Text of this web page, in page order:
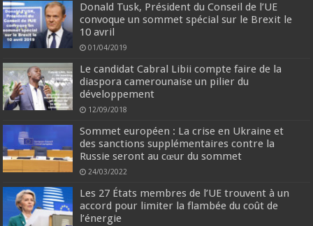
Donald Tusk, Président du Conseil de l’UE
convoque un sommet spécial sur le Brexit le
10 avril
01/04/2019
Le candidat Cabral Libii compte faire de la
diaspora camerounaise un pilier du
développement
12/09/2018
Sommet européen : La crise en Ukraine et
des sanctions supplémentaires contre la
Russie seront au cœur du sommet
24/03/2022
Les 27 États membres de l’UE trouvent à un
accord pour limiter la flambée du coût de
l’énergie